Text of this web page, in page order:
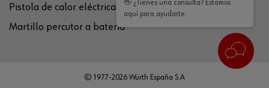
Pistola de calor eléctrica
Martillo percutor a batería
© 1977-2026 Würth España S.A
👋 ¿Tienes una consulta? Estamos
aquí para ayudarte.